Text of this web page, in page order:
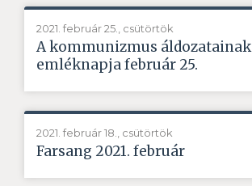
2021. február 25., csütörtök
A kommunizmus áldozatainak
emléknapja február 25.
2021. február 18., csütörtök
Farsang 2021. február